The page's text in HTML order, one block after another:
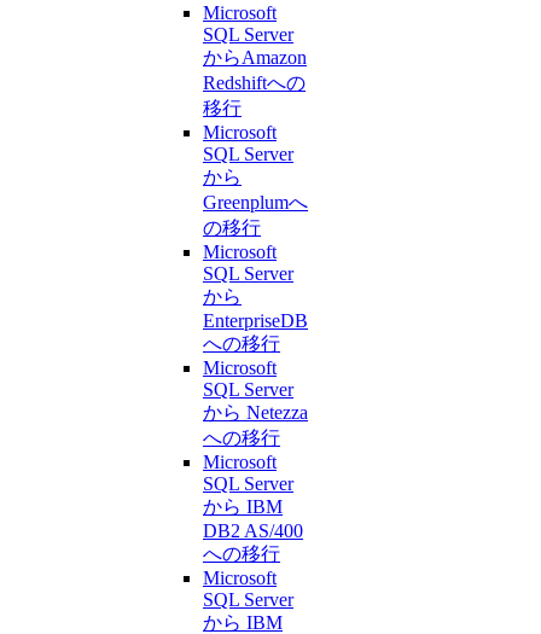
Microsoft
SQL Server
からAmazon
Redshiftへの
移行
Microsoft
SQL Server
から
Greenplumへ
の移行
Microsoft
SQL Server
から
EnterpriseDB
への移行
Microsoft
SQL Server
から Netezza
への移行
Microsoft
SQL Server
から IBM
DB2 AS/400
への移行
Microsoft
SQL Server
から IBM